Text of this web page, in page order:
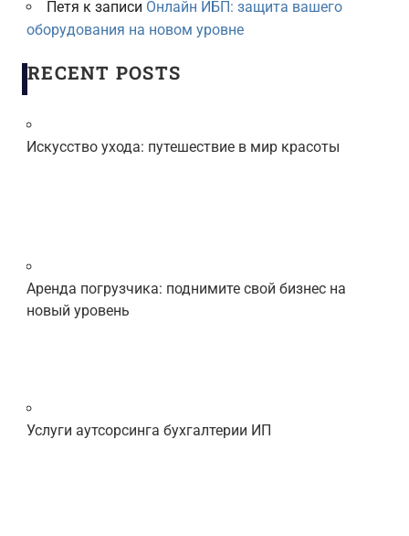
Петя к записи Онлайн ИБП: защита вашего
оборудования на новом уровне
RECENT POSTS
Искусство ухода: путешествие в мир красоты
Аренда погрузчика: поднимите свой бизнес на
новый уровень
Услуги аутсорсинга бухгалтерии ИП